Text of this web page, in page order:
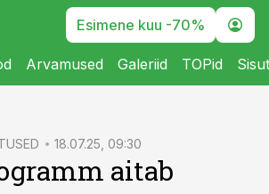
Esimene kuu -70%
Arvamused Galeriid TOPid
18.07.25, 09:30
aitab